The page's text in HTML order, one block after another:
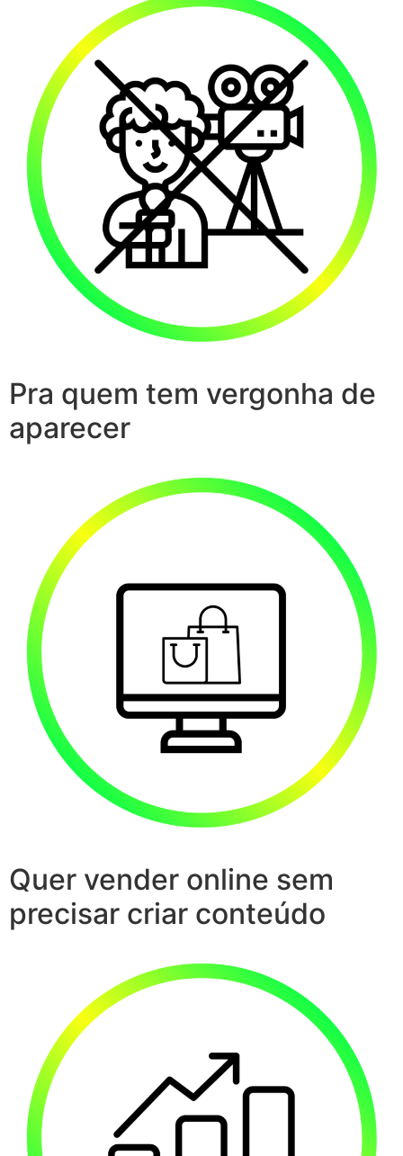
Pra quem tem vergonha de
aparecer
Quer vender online sem
precisar criar conteúdo